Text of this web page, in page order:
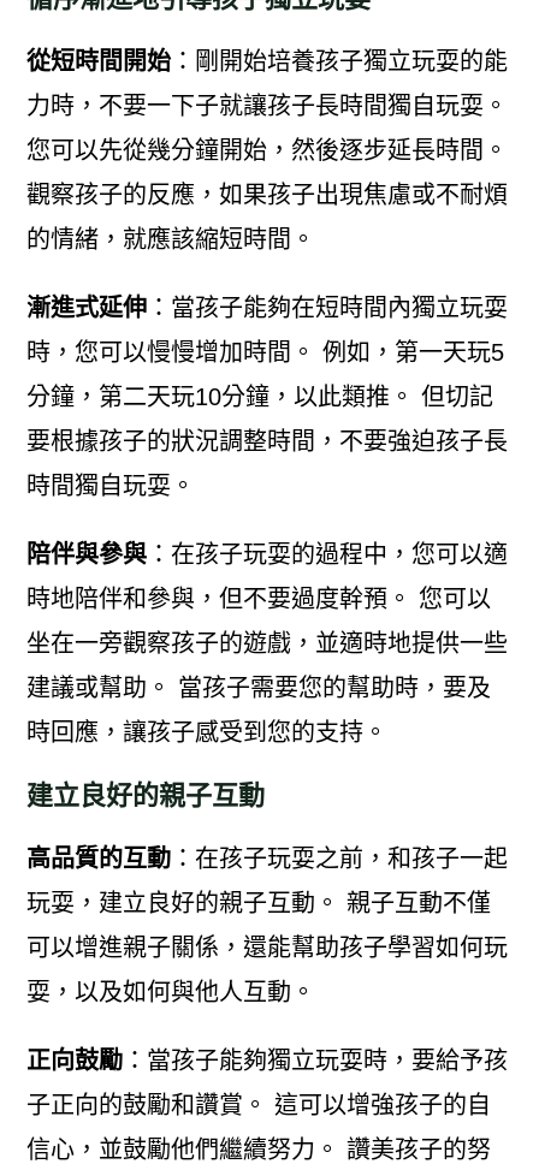
從短時間開始：剛開始培養孩子獨立玩耍的能
力時，不要一下子就讓孩子長時間獨自玩耍。
您可以先從幾分鐘開始，然後逐步延長時間。
觀察孩子的反應，如果孩子出現焦慮或不耐煩
的情緒，就應該縮短時間。
漸進式延伸：當孩子能夠在短時間內獨立玩耍
時，您可以慢慢增加時間。 例如，第一天玩5
分鐘，第二天玩10分鐘，以此類推。 但切記
要根據孩子的狀況調整時間，不要強迫孩子長
時間獨自玩耍。
陪伴與參與：在孩子玩耍的過程中，您可以適
時地陪伴和參與，但不要過度幹預。 您可以
坐在一旁觀察孩子的遊戲，並適時地提供一些
建議或幫助。 當孩子需要您的幫助時，要及
時回應，讓孩子感受到您的支持。
建立良好的親子互動
高品質的互動：在孩子玩耍之前，和孩子一起
玩耍，建立良好的親子互動。 親子互動不僅
可以增進親子關係，還能幫助孩子學習如何玩
耍，以及如何與他人互動。
正向鼓勵：當孩子能夠獨立玩耍時，要給予孩
子正向的鼓勵和讚賞。 這可以增強孩子的自
信心，並鼓勵他們繼續努力。 讚美孩子的努